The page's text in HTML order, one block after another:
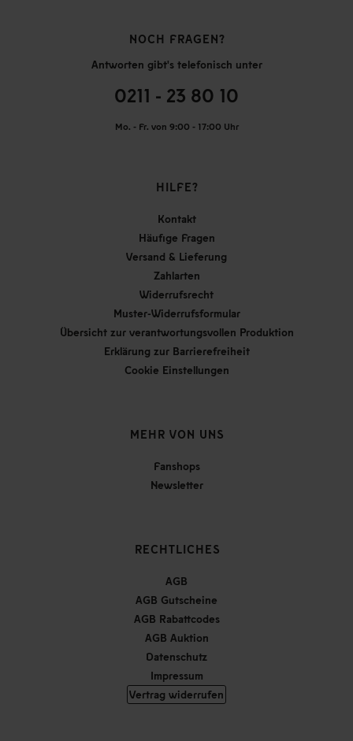
NOCH FRAGEN?
Antworten gibt's telefonisch unter
0211 - 23 80 10
Mo. - Fr. von 9:00 - 17:00 Uhr
HILFE?
Kontakt
Häufige Fragen
Versand & Lieferung
Zahlarten
Widerrufsrecht
Muster-Widerrufsformular
Übersicht zur verantwortungsvollen Produktion
Erklärung zur Barrierefreiheit
Cookie Einstellungen
MEHR VON UNS
Fanshops
Newsletter
RECHTLICHES
AGB
AGB Gutscheine
AGB Rabattcodes
AGB Auktion
Datenschutz
Impressum
Vertrag widerrufen